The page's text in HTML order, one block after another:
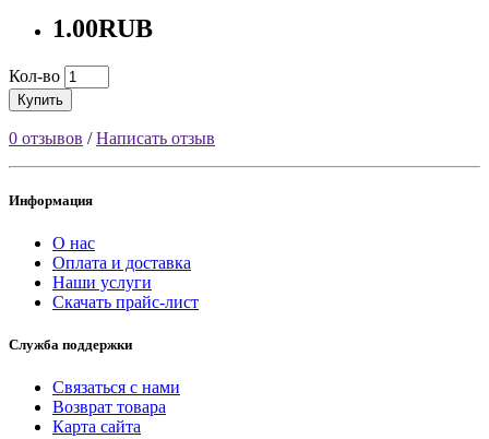
1.00RUB
Кол-во
Купить
0 отзывов /Написать отзыв
Информация
О нас
Оплата и доставка
Наши услуги
Скачать прайс-лист
Служба поддержки
Связаться с нами
Возврат товара
Карта сайта